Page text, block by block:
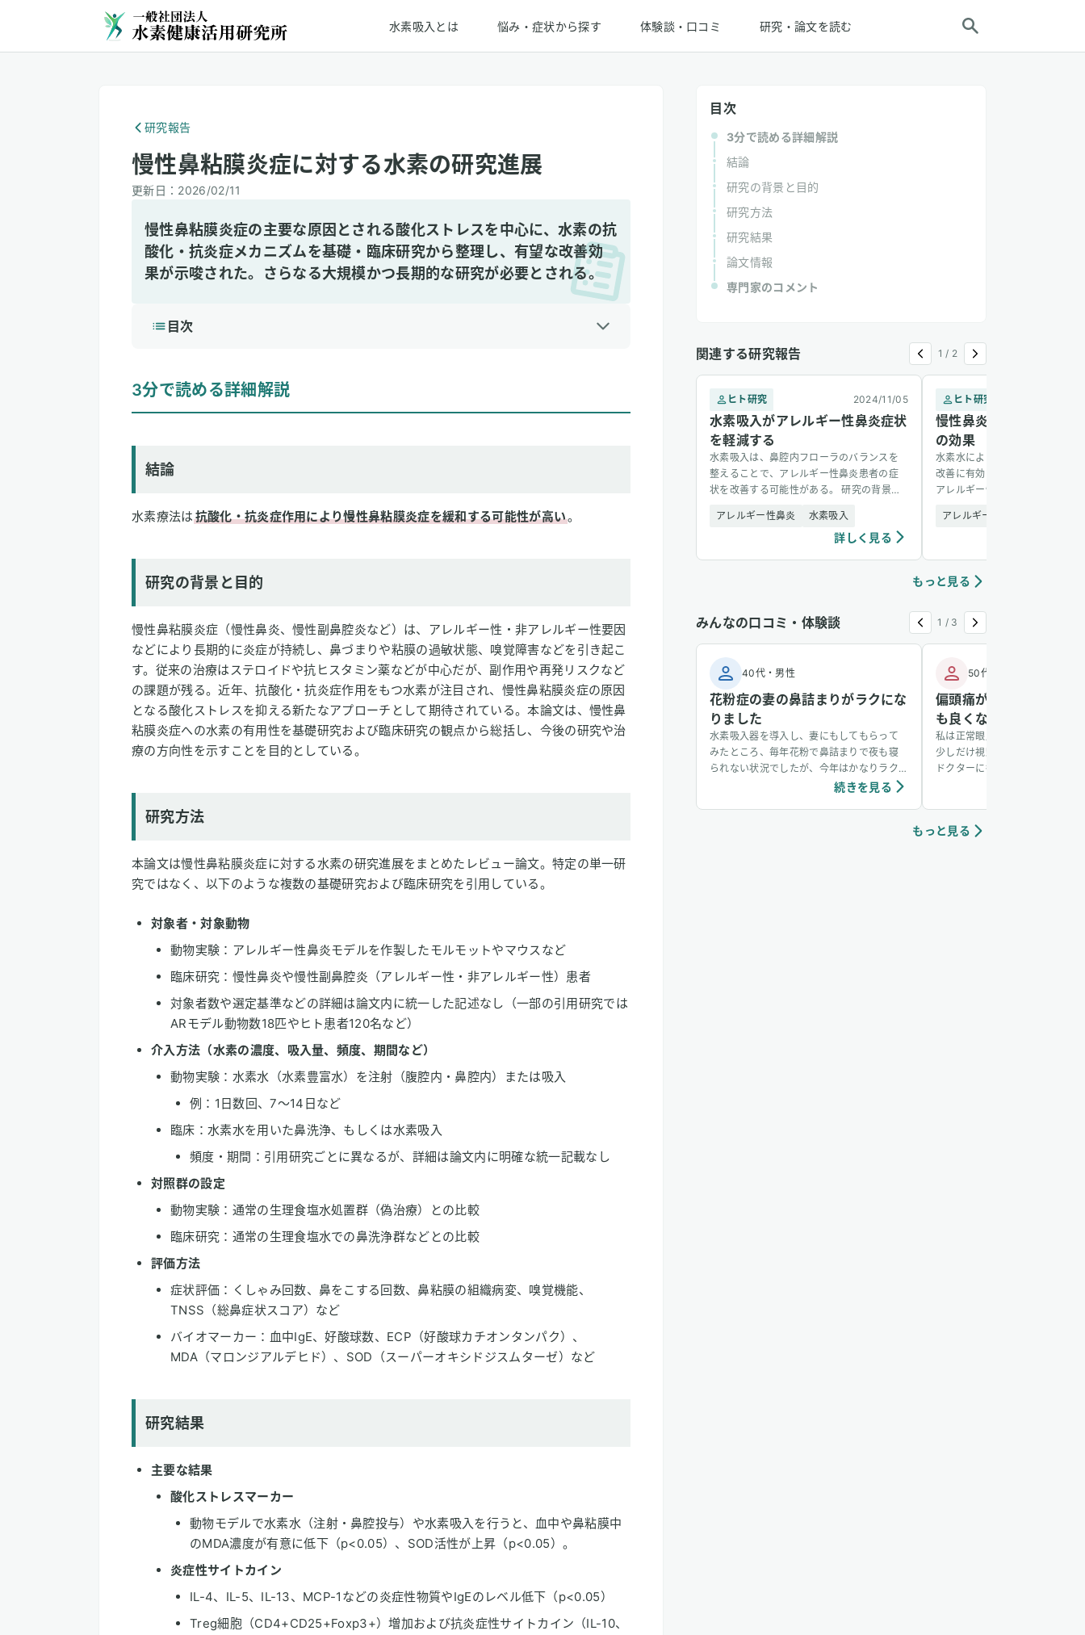
水素吸入とは 悩み・症状から探す 体験談・口コミ 研究・論文を読む
研究報告
慢性鼻粘膜炎症に対する水素の研究進展
更新日： 2026/02/11
慢性鼻粘膜炎症の主要な原因とされる酸化ストレスを中心に、水素の抗
酸化・抗炎症メカニズムを基礎・臨床研究から整理し、有望な改善効
果が示唆された。さらなる大規模かつ長期的な研究が必要とされる。
目次
結論
研究の背景と目的
2 専門家のコメント
3分で読める詳細解説
結論
水素療法は抗酸化・抗炎症作用により慢性鼻粘膜炎症を緩和する可能性が高い。
研究の背景と目的
慢性鼻粘膜炎症（慢性鼻炎、慢性副鼻腔炎など）は、アレルギー性・非アレルギー性要因
などにより長期的に炎症が持続し、鼻づまりや粘膜の過敏状態、嗅覚障害などを引き起こ
す。従来の治療はステロイドや抗ヒスタミン薬などが中心だが、副作用や再発リスクなど
の課題が残る。近年、抗酸化・抗炎症作用をもつ水素が注目され、慢性鼻粘膜炎症の原因
となる酸化ストレスを抑える新たなアプローチとして期待されている。本論文は、慢性鼻
粘膜炎症への水素の有用性を基礎研究および臨床研究の観点から総括し、今後の研究や治
療の方向性を示すことを目的としている。
研究方法
本論文は慢性鼻粘膜炎症に対する水素の研究進展をまとめたレビュー論文。特定の単一研
究ではなく、以下のような複数の基礎研究および臨床研究を引用している。
対象者・対象動物
動物実験：アレルギー性鼻炎モデルを作製したモルモットやマウスなど
臨床研究：慢性鼻炎や慢性副鼻腔炎（アレルギー性・非アレルギー性）患者
対象者数や選定基準などの詳細は論文内に統一した記述なし（一部の引用研究では
ARモデル動物数18匹やヒト患者120名など）
介入方法（水素の濃度、吸入量、頻度、期間など）
動物実験：水素水（水素豊富水）を注射（腹腔内・鼻腔内）または吸入
例：1日数回、7～14日など
臨床：水素水を用いた鼻洗浄、もしくは水素吸入
頻度・期間：引用研究ごとに異なるが、詳細は論文内に明確な統一記載なし
対照群の設定
動物実験：通常の生理食塩水処置群（偽治療）との比較
臨床研究：通常の生理食塩水での鼻洗浄群などとの比較
評価方法
症状評価：くしゃみ回数、鼻をこする回数、鼻粘膜の組織病変、嗅覚機能、
TNSS（総鼻症状スコア）など
バイオマーカー：血中IgE、好酸球数、ECP（好酸球カチオンタンパク）、
MDA（マロンジアルデヒド）、SOD（スーパーオキシドジスムターゼ）など
研究結果
主要な結果
酸化ストレスマーカー
動物モデルで水素水（注射・鼻腔投与）や水素吸入を行うと、血中や鼻粘膜中
のMDA濃度が有意に低下（p<0.05）、SOD活性が上昇（p<0.05）。
炎症性サイトカイン
IL-4、IL-5、IL-13、MCP-1などの炎症性物質やIgEのレベル低下（p<0.05）
Treg細胞（CD4+CD25+Foxp3+）増加および抗炎症性サイトカイン（IL-10、
目次
3分で読める詳細解説
結論
研究の背景と目的
研究方法
研究結果
論文情報
専門家のコメント
関連する研究報告 1 / 2
ヒト研究 2024/11/05
水素吸入がアレルギー性鼻炎症状
を軽減する
水素吸入は、鼻腔内フローラのバランスを
整えることで、アレルギー性鼻炎患者の症
状を改善する可能性がある。 研究の背景と
高く、ステロイド点鼻薬や抗ヒスタミン
アレルギー性鼻炎 水素吸入
詳しく見る
ヒト研究
慢性鼻炎に対する水素水
の効果
水素水による鼻腔洗浄は、慢性
改善に有効である可能性が示さ
アレルギー性鼻炎で効果が大き
罹患する一般的な疾患。鼻腔洗
アレルギー性鼻炎
もっと見る
みんなの口コミ・体験談 1 / 3
40代・男性
花粉症の妻の鼻詰まりがラクにな
りました
水素吸入器を導入し、妻にもしてもらって
みたところ、毎年花粉で鼻詰まりで夜も寝
られない状況でしたが、今年はかなりラク
になったと喜んでいました。水素は炎症を
続きを見る
50代
偏頭痛がなくなり、花粉
も良くなりました
私は正常眼圧緑内障を患ってお
少しだけ視野欠損もあり、行き
ドクターに勧められて水素吸入
色々と変化を感じています。⚫︎
もっと見る